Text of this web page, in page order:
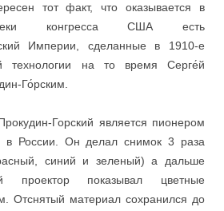
тот факт, что оказывается в
конгресса США есть
Империи, сделанные в 1910-е
технологии на то время Серге́й
Го́рским.
Горский является пионером
в России. Он делал снимок 3 раза
синий и зеленый) а дальше
проектор показывал цветные
Отснятый материал сохранился до